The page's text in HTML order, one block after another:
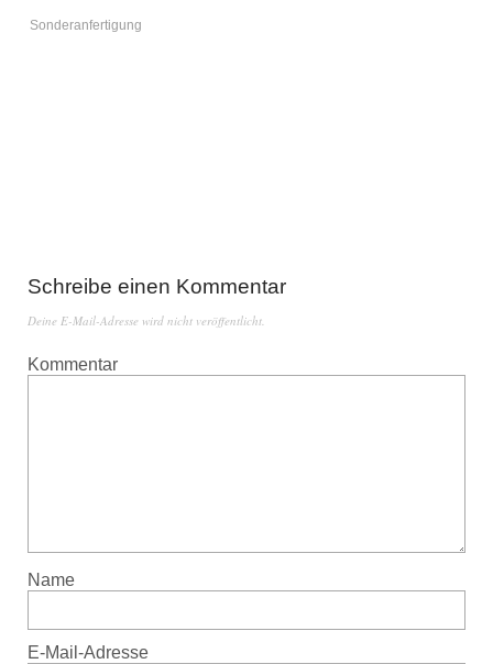
Sonderanfertigung
Schreibe einen Kommentar
Deine E-Mail-Adresse wird nicht veröffentlicht.
Kommentar
Name
E-Mail-Adresse